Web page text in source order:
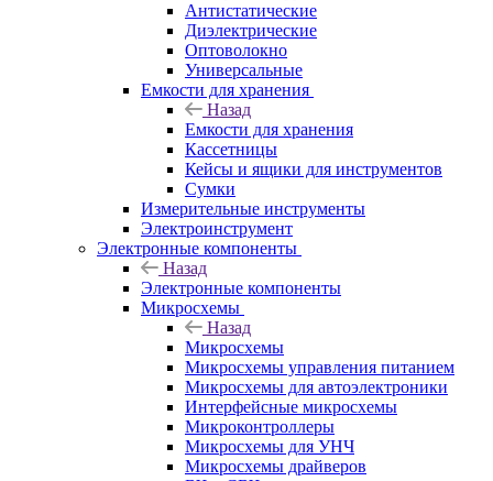
Антистатические
Диэлектрические
Оптоволокно
Универсальные
Емкости для хранения
Назад
Емкости для хранения
Кассетницы
Кейсы и ящики для инструментов
Сумки
Измерительные инструменты
Электроинструмент
Электронные компоненты
Назад
Электронные компоненты
Микросхемы
Назад
Микросхемы
Микросхемы управления питанием
Микросхемы для автоэлектроники
Интерфейсные микросхемы
Микроконтроллеры
Микросхемы для УНЧ
Микросхемы драйверов